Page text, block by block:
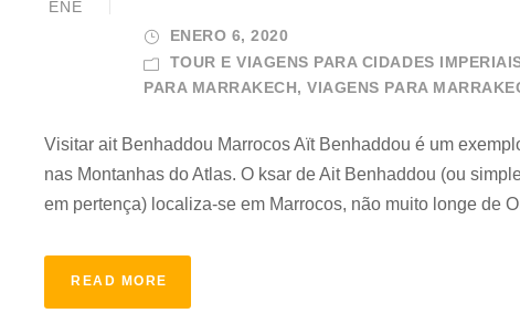
ENE
ENERO 6, 2020
TOUR E VIAGENS PARA CIDADES
PARA MARRAKECH, VIAGENS PARA
Visitar ait Benhaddou Marrocos Aït Benhaddou é um
nas Montanhas do Atlas. O ksar de Ait Benhaddou (ou
em pertença) localiza-se em Marrocos, não muito longe de
READ MORE